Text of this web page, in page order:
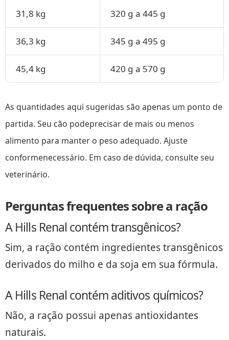
31,8 kg 320 g a 445 g
36,3 kg 345 g a 495 g
45,4 kg 420 g a 570 g
As quantidades aqui sugeridas são apenas um ponto de
partida. Seu cão podeprecisar de mais ou menos
alimento para manter o peso adequado. Ajuste
conformenecessário. Em caso de dúvida, consulte seu
veterinário.
Perguntas frequentes sobre a ração
A Hills Renal contém transgênicos?
Sim, a ração contém ingredientes transgênicos
derivados do milho e da soja em sua fórmula.
A Hills Renal contém aditivos químicos?
Não, a ração possui apenas antioxidantes
naturais.